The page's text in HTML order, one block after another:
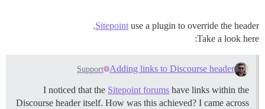
Sitepointuse a plugin to override the header.
Take a look here:
Adding links to Discourse header
Support
I noticed that the Sitepoint forums have links within the
Discourse header itself. How was this achieved? I came across